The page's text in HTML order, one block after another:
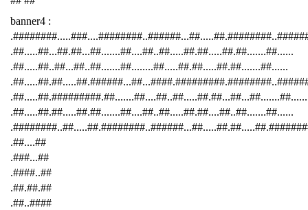
banner4 :
.##.....##...##.##...##.......##....##..##.....##.##.....##.##.......##......
.##.....##..##...##..##.......##........##.....##.##.....##.##.......##......
.##.....##.#########.##.......##....##..##.....##.##...##...##.......##......
.##.....##.##.....##.##.......##....##..##.....##.##....##..##.......##......
.##....##
.###...##
.####..##
.##.##.##
.##..####